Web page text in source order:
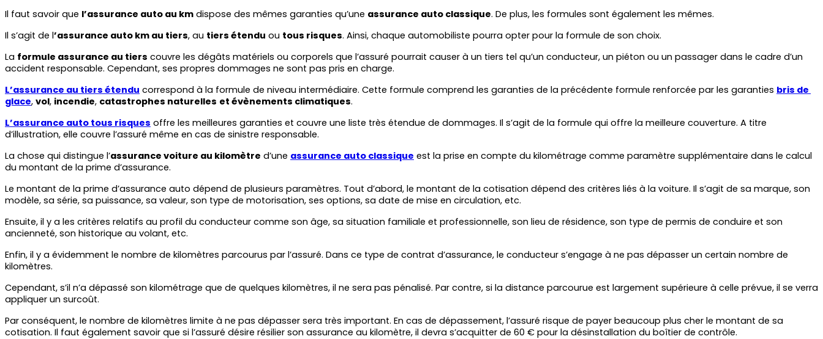
Il faut savoir que l’assurance auto au km dispose des mêmes garanties qu’une assurance auto classique. De plus, les formules sont également les mêmes.
Il s’agit de l’assurance auto km au tiers, au tiers étendu ou tous risques. Ainsi, chaque automobiliste pourra opter pour la formule de son choix.
La formule assurance au tiers couvre les dégâts matériels ou corporels que l’assuré pourrait causer à un tiers tel qu’un conducteur, un piéton ou un passager dans le cadre d’un
accident responsable. Cependant, ses propres dommages ne sont pas pris en charge.
L’assurance au tiers étendu correspond à la formule de niveau intermédiaire. Cette formule comprend les garanties de la précédente formule renforcée par les garanties bris de
glace, vol, incendie, catastrophes naturelles et évènements climatiques.
L’assurance auto tous risques offre les meilleures garanties et couvre une liste très étendue de dommages. Il s’agit de la formule qui offre la meilleure couverture. A titre
d’illustration, elle couvre l’assuré même en cas de sinistre responsable.
La chose qui distingue l’assurance voiture au kilomètre d’une assurance auto classique est la prise en compte du kilométrage comme paramètre supplémentaire dans le calcul
du montant de la prime d’assurance.
Le montant de la prime d’assurance auto dépend de plusieurs paramètres. Tout d’abord, le montant de la cotisation dépend des critères liés à la voiture. Il s’agit de sa marque, son
modèle, sa série, sa puissance, sa valeur, son type de motorisation, ses options, sa date de mise en circulation, etc.
Ensuite, il y a les critères relatifs au profil du conducteur comme son âge, sa situation familiale et professionnelle, son lieu de résidence, son type de permis de conduire et son
ancienneté, son historique au volant, etc.
Enfin, il y a évidemment le nombre de kilomètres parcourus par l’assuré. Dans ce type de contrat d’assurance, le conducteur s’engage à ne pas dépasser un certain nombre de
kilomètres.
Cependant, s’il n’a dépassé son kilométrage que de quelques kilomètres, il ne sera pas pénalisé. Par contre, si la distance parcourue est largement supérieure à celle prévue, il se verra
appliquer un surcoût.
Par conséquent, le nombre de kilomètres limite à ne pas dépasser sera très important. En cas de dépassement, l’assuré risque de payer beaucoup plus cher le montant de sa
cotisation. Il faut également savoir que si l’assuré désire résilier son assurance au kilomètre, il devra s’acquitter de 60 € pour la désinstallation du boîtier de contrôle.